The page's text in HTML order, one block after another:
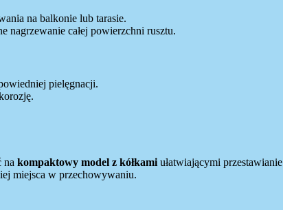
na balkonie lub tarasie.
nagrzewanie całej powierzchni rusztu.
pielęgnacji.
na kompaktowy model z kółkami ułatwiającymi
miejsca w przechowywaniu.